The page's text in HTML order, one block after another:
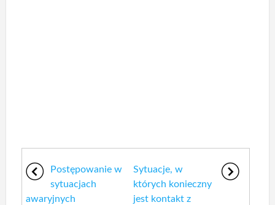
Postępowanie w
sytuacjach
awaryjnych
Sytuacje, w
których konieczny
jest kontakt z